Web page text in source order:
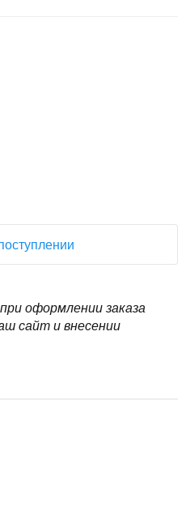
оформлении заказа
сайт и внесении